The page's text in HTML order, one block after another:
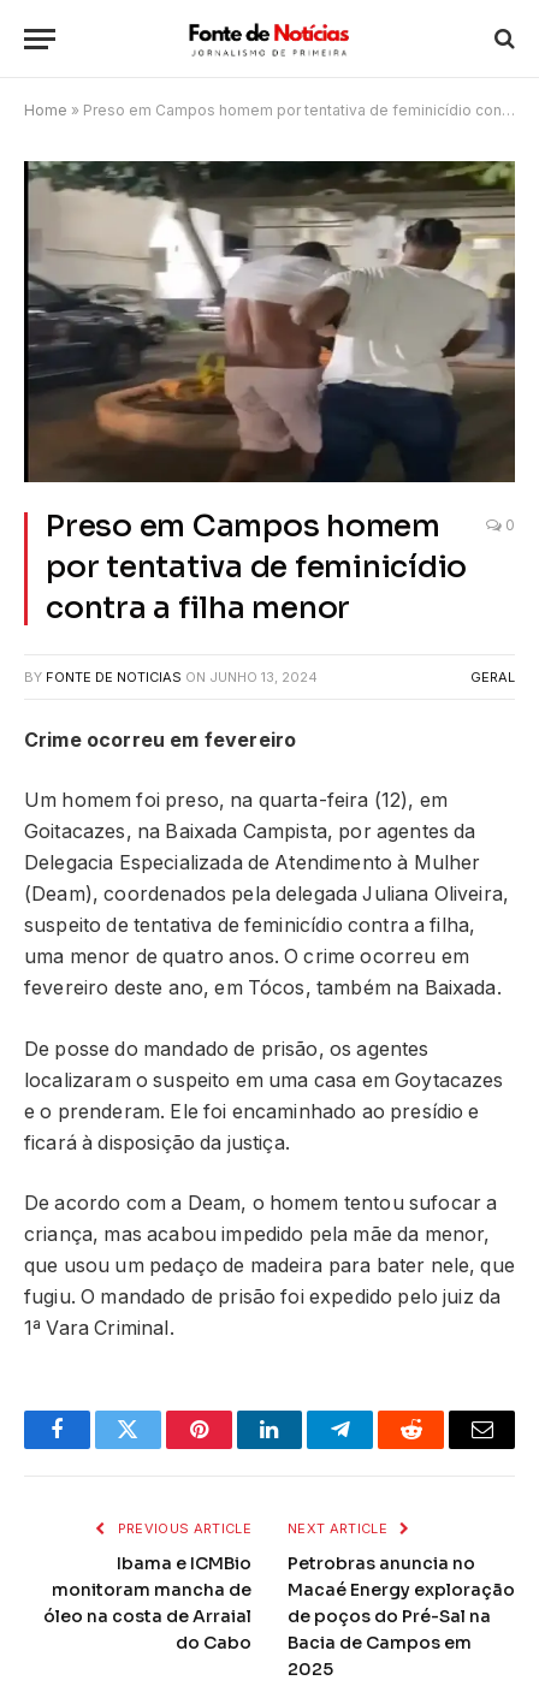
Home » Preso em Campos homem por tentativa de feminicídio contra a filha menor
Preso em Campos homem
por tentativa de feminicídio
contra a filha menor
0
BY FONTE DE NOTICIAS ON JUNHO 13, 2024 GERAL
Crime ocorreu em fevereiro
Um homem foi preso, na quarta-feira (12), em
Goitacazes, na Baixada Campista, por agentes da
Delegacia Especializada de Atendimento à Mulher
(Deam), coordenados pela delegada Juliana Oliveira,
suspeito de tentativa de feminicídio contra a filha,
uma menor de quatro anos. O crime ocorreu em
fevereiro deste ano, em Tócos, também na Baixada.
De posse do mandado de prisão, os agentes
localizaram o suspeito em uma casa em Goytacazes
e o prenderam. Ele foi encaminhado ao presídio e
ficará à disposição da justiça.
De acordo com a Deam, o homem tentou sufocar a
criança, mas acabou impedido pela mãe da menor,
que usou um pedaço de madeira para bater nele, que
fugiu. O mandado de prisão foi expedido pelo juiz da
1ª Vara Criminal.
FacebookTwitter PinterestLinkedInTelegramReddit Email
PREVIOUS ARTICLE
Ibama e ICMBio
monitoram mancha de
óleo na costa de Arraial
do Cabo
NEXT ARTICLE
Petrobras anuncia no
Macaé Energy exploração
de poços do Pré-Sal na
Bacia de Campos em
2025